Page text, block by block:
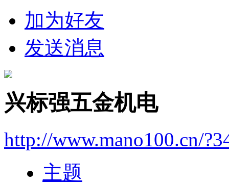
加为好友
发送消息
兴标强五金机电
http://www.mano100.cn/
主题